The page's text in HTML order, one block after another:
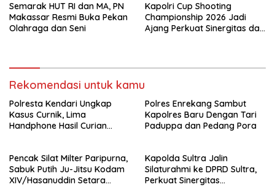
Semarak HUT RI dan MA, PN
Makassar Resmi Buka Pekan
Olahraga dan Seni
Kapolri Cup Shooting
Championship 2026 Jadi
Ajang Perkuat Sinergitas dan
Rekomendasi untuk kamu
Polresta Kendari Ungkap
Kasus Curnik, Lima
Handphone Hasil Curian
Polres Enrekang Sambut
Kapolres Baru Dengan Tari
Paduppa dan Pedang Pora
Pencak Silat Milter Paripurna,
Sabuk Putih Ju-Jitsu Kodam
XIV/Hasanuddin Setara
Kapolda Sultra Jalin
Silaturahmi ke DPRD Sultra,
Perkuat Sinergitas